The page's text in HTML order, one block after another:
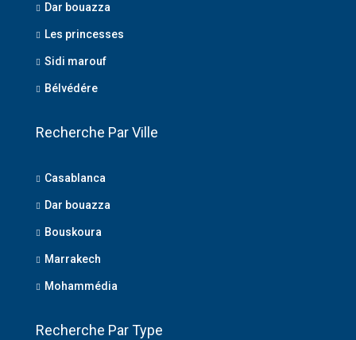
Dar bouazza
Les princesses
Sidi marouf
Bélvédére
Recherche Par Ville
Casablanca
Dar bouazza
Bouskoura
Marrakech
Mohammédia
Recherche Par Type